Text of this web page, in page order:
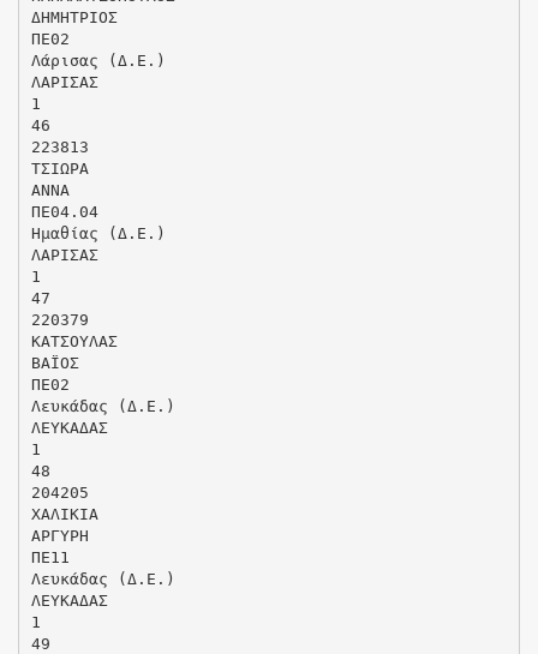
ΔΗΜΗΤΡΙΟΣ
ΠΕ02
Λάρισας (Δ.Ε.)
ΛΑΡΙΣΑΣ
1
46
223813
ΤΣΙΩΡΑ
ΑΝΝΑ
ΠΕ04.04
Ημαθίας (Δ.Ε.)
ΛΑΡΙΣΑΣ
1
47
220379
ΚΑΤΣΟΥΛΑΣ
ΒΑΪΟΣ
ΠΕ02
Λευκάδας (Δ.Ε.)
ΛΕΥΚΑΔΑΣ
1
48
204205
ΧΑΛΙΚΙΑ
ΑΡΓΥΡΗ
ΠΕ11
Λευκάδας (Δ.Ε.)
ΛΕΥΚΑΔΑΣ
1
49